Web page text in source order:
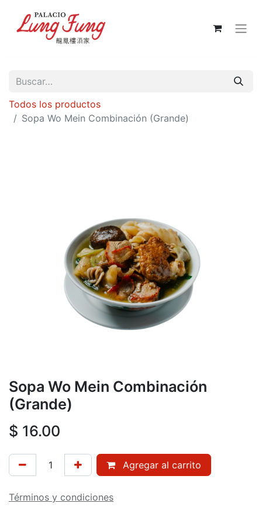
Todos los productos
Sopa Wo Mein Combinación (Grande)
Sopa Wo Mein Combinación
(Grande)
$ 16.00
Agregar al carrito
Términos y condiciones